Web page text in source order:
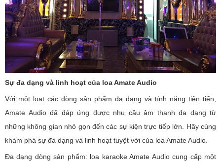
Sự đa dạng và linh hoạt của loa Amate Audio
Với một loạt các dòng sản phẩm đa dạng và tính năng tiên tiến,
Amate Audio đã đáp ứng được nhu cầu âm thanh đa dạng từ
những không gian nhỏ gọn đến các sự kiện trực tiếp lớn. Hãy cùng
khám phá sự đa dạng và linh hoạt tuyệt vời của loa Amate Audio.
Đa dạng dòng sản phẩm: loa karaoke Amate Audio cung cấp một